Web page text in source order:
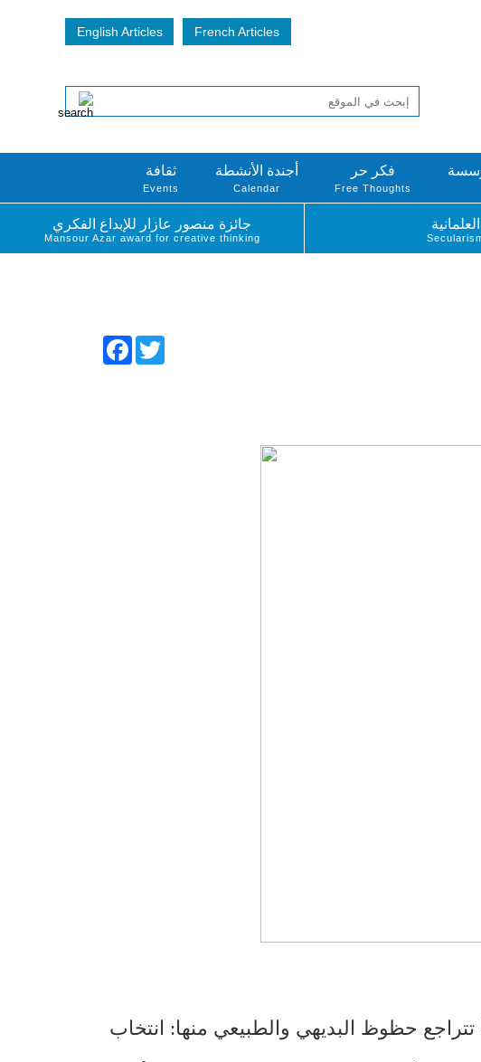
English Articles French Articles
فكر حر
Free Thoughts
أجندة الأنشطة
Calendar
ثقافة
Events
العلمانية جائزة منصور عازار للإبداع الفكري
Mansour Azar award for creative thinking
FacebookTwitter
حظوظ البديهي والطبيعي منها: انتخاب